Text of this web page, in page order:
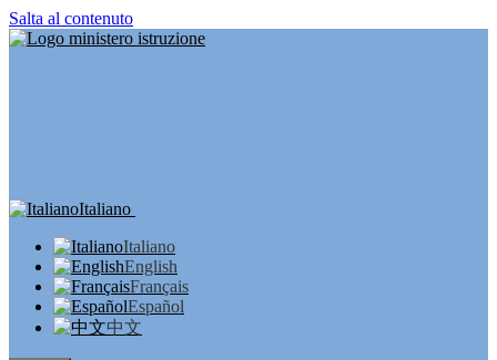
Salta al contenuto
Italiano
Italiano
English
Français
Español
中文